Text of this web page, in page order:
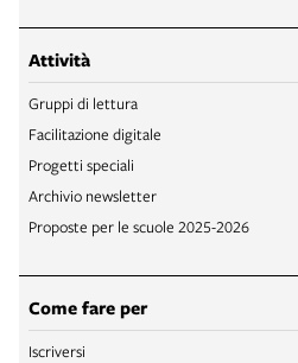
Attività
Gruppi di lettura
Facilitazione digitale
Progetti speciali
Archivio newsletter
Proposte per le scuole 2025-2026
Come fare per
Iscriversi